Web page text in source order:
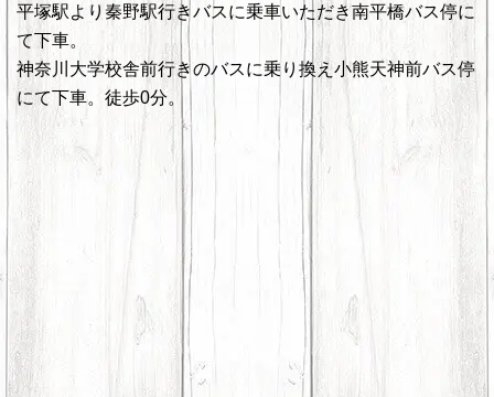
平塚駅より秦野駅行きバスに乗車いただき南平橋バス停に
て下車。
神奈川大学校舎前行きのバスに乗り換え小熊天神前バス停
にて下車。徒歩0分。